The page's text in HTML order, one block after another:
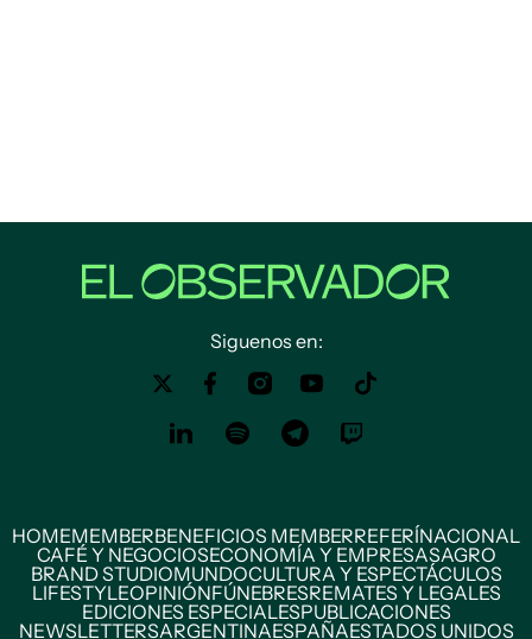
Siguenos en:
HOMEMEMBERBENEFICIOS MEMBERREFERÍNACIONAL
CAFÉ Y NEGOCIOSECONOMÍA Y EMPRESASAGRO
BRAND STUDIOMUNDOCULTURA Y ESPECTÁCULOS
LIFESTYLEOPINIÓNFÚNEBRESREMATES Y LEGALES
EDICIONES ESPECIALESPUBLICACIONES
NEWSLETTERSARGENTINAESPAÑAESTADOS UNIDOS